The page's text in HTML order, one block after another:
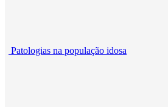
Patologias na população idosa